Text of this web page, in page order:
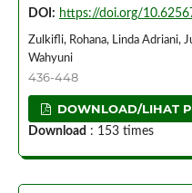
DOI: https://doi.org/
Zulkifli, Rohana, Linda Adriani,
Wahyuni
436-448
DOWNLOAD/LIHAT
Download : 153 times